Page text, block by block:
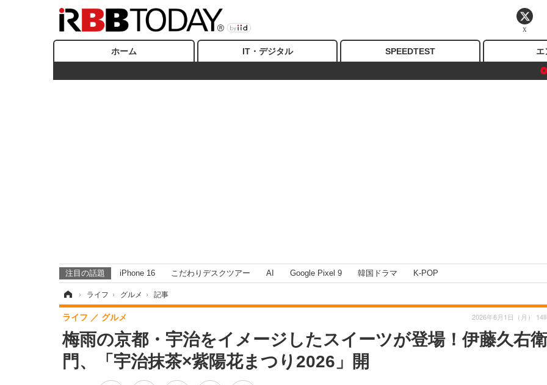
ホーム IT・デジタル SPEEDTEST エ
注目の話題 iPhone 16 こだわりデスクツアー AI Google Pixel 9 韓国ドラマ K-POP
› ライフ › グルメ › 記事
梅雨の京都・宇治をイメージしたスイーツが登場！伊藤久右衛
門、「宇治抹茶×紫陽花まつり2026」開
ライフ グルメ 2026年6月1日（月） 14
X